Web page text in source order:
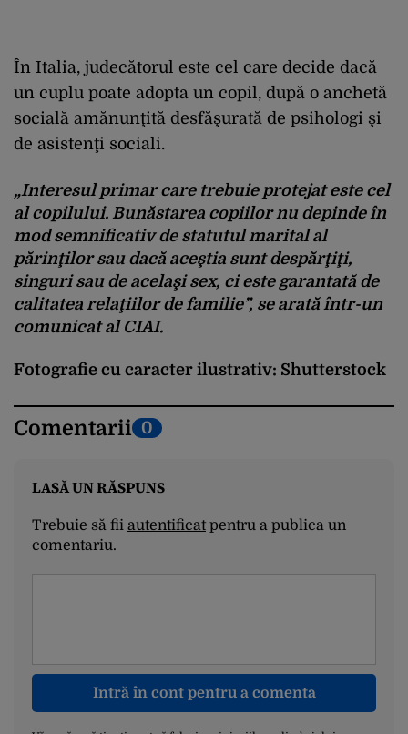
În Italia, judecătorul este cel care decide dacă
un cuplu poate adopta un copil, după o anchetă
socială amănunţită desfăşurată de psihologi şi
de asistenţi sociali.
„Interesul primar care trebuie protejat este cel
al copilului. Bunăstarea copiilor nu depinde în
mod semnificativ de statutul marital al
părinţilor sau dacă aceştia sunt despărţiţi,
singuri sau de acelaşi sex, ci este garantată de
calitatea relaţiilor de familie”, se arată într-un
comunicat al CIAI.
Fotografie cu caracter ilustrativ: Shutterstock
Comentarii 0
LASĂ UN RĂSPUNS
Trebuie să fii autentificatpentru a publica un
comentariu.
Intră în cont pentru a comenta